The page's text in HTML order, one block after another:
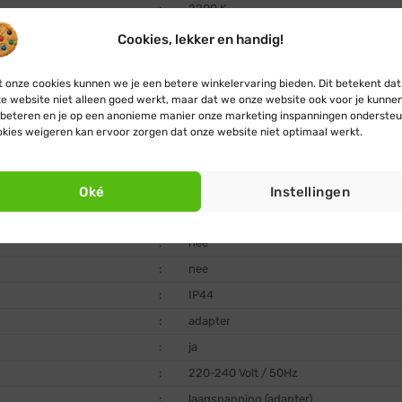
Cookies, lekker en handig!
onze cookies kunnen we je een betere winkelervaring bieden. Dit betekent dat
website niet alleen goed werkt, maar dat we onze website ook voor je
en je op een anonieme manier onze marketing inspanningen
weigeren kan ervoor zorgen dat onze website niet optimaal werkt.
Oké Instellingen
:
2200 K
:
7,5 cm
:
nee
:
+ 20.000 uur
:
zwart
ja, dimmerfunctie ingebouwd
ja, timerfunctie ingebouwd (8 uur aan /
:
nee
:
nee
:
IP44
:
adapter
:
ja
:
220-240 Volt / 50Hz
:
laagspanning (adapter)